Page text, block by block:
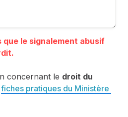
que le signalement abusif
concernant le droit du
fiches pratiques du Ministère